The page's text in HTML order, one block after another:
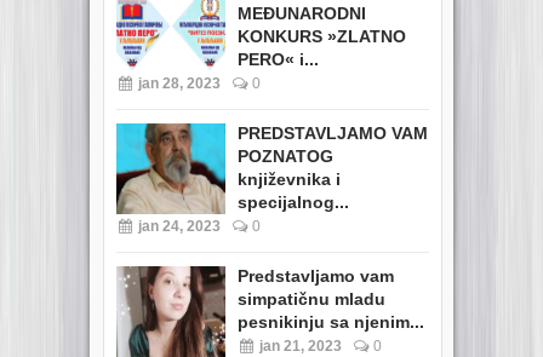
MEĐUNARODNI
KONKURS »ZLATNO
PERO« i...
jan 28, 2023 0
PREDSTAVLJAMO VAM
POZNATOG
književnika i
specijalnog...
jan 24, 2023 0
Predstavljamo vam
simpatičnu mladu
pesnikinju sa njenim...
jan 21, 2023 0